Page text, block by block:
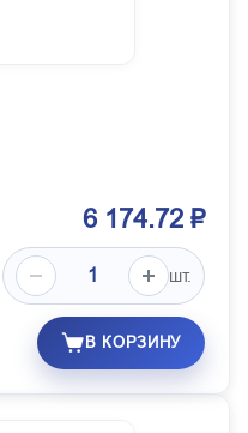
6 174.72 ₽
шт.
В КОРЗИНУ